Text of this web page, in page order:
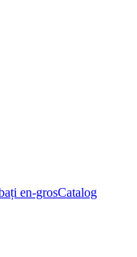
en-grosCatalog